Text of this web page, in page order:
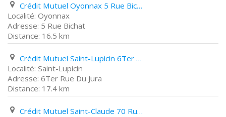
Crédit Mutuel Oyonnax 5 Rue Bichat
Oyonnax
5 Rue Bichat
16.5 km
Crédit Mutuel Saint-Lupicin 6Ter Rue Du Jura
Saint-Lupicin
6Ter Rue Du Jura
17.4 km
Crédit Mutuel Saint-Claude 70 Rue Du Pré